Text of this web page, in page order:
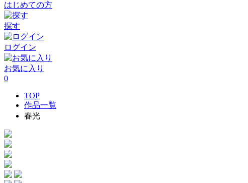
はじめての方
探す
ログイン
お気に入り
0
TOP
作品一覧
春光